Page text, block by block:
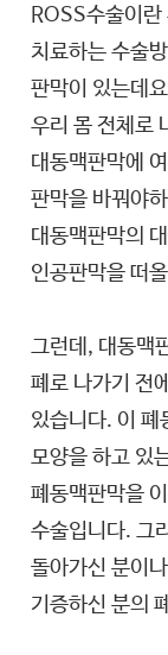
ROSS수술이
치료하는 수술
판막이 있는데
우리 몸 전체로
대동맥판막에
판막을 바꿔야
대동맥판막의
인공판막을 떠
그런데, 대동맥
폐로 나가기 전
있습니다. 이 폐
모양을 하고 있
폐동맥판막을
수술입니다. 그
돌아가신 분이
기증하신 분의